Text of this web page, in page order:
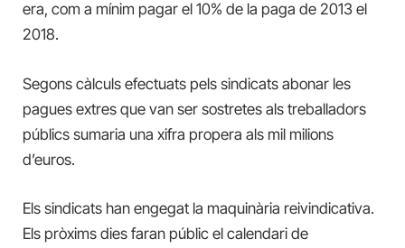
era, com a mínim pagar el 10% de la paga de 2013 el
2018.
Segons càlculs efectuats pels sindicats abonar les
pagues extres que van ser sostretes als treballadors
públics sumaria una xifra propera als mil milions
d’euros.
Els sindicats han engegat la maquinària reivindicativa.
Els pròxims dies faran públic el calendari de